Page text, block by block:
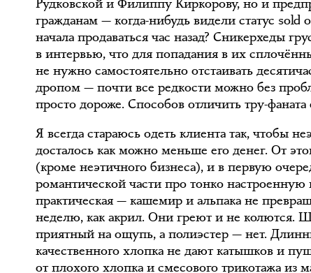
Рудковской и Филиппу Киркорову, но и
гражданам — когда-нибудь видели статус sold
начала продаваться час назад? Сникерхеды
в интервью, что для попадания в их
не нужно самостоятельно отстаивать
дропом — почти все редкости можно без
просто дороже. Способов отличить тру-фаната
Я всегда стараюсь одеть клиента так, чтобы
досталось как можно меньше его денег. От
(кроме неэтичного бизнеса), и в первую
романтической части про тонко настроенную
практическая — кашемир и альпака не
неделю, как акрил. Они греют и не колются.
приятный на ощупь, а полиэстер — нет.
качественного хлопка не дают катышков и
от плохого хлопка и смесового трикотажа из